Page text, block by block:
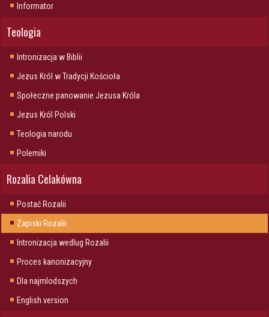
Informator
Teologia
Intronizacja w Biblii
Jezus Król w Tradycji Kościoła
Społeczne panowanie Jezusa Króla
Jezus Król Polski
Teologia narodu
Polemiki
Rozalia Celakówna
Postać Rozalii
Zapiski Rozalii
Intronizacja wedlug Rozalii
Proces kanonizacyjny
Dla najmlodszych
English version